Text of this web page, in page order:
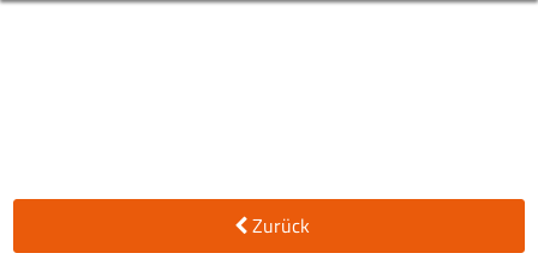
Zurück